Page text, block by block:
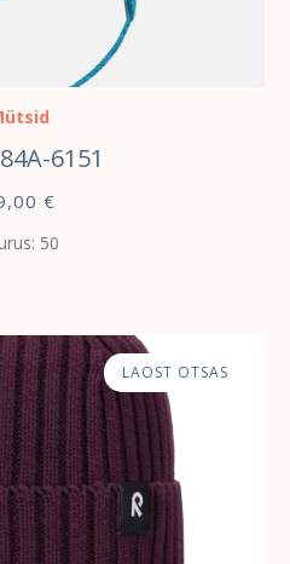
6151
€
50
LAOST OTSAS